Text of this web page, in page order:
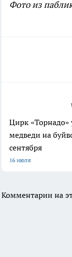
Фото из
Цирк «Торнадо»
медведи на
сентября
16 июля
Комментарии на